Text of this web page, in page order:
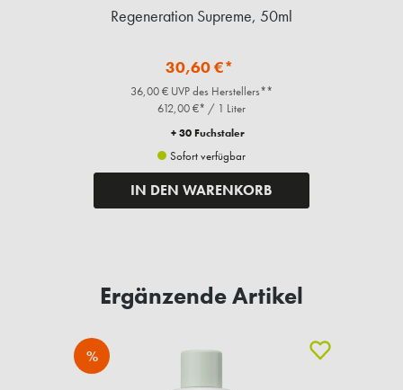
Regeneration Supreme, 50ml
30,60 €*
36,00 € UVP des Herstellers**
612,00 €* / 1 Liter
+ 30 Fuchstaler
Sofort verfügbar
IN DEN WARENKORB
Ergänzende Artikel
%